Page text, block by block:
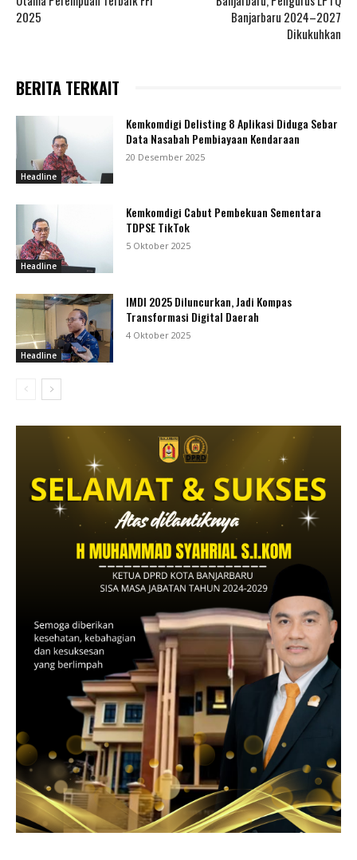
2025
Banjarbaru 2024–2027
Dikukuhkan
BERITA TERKAIT
Headline
Kemkomdigi Delisting 8 Aplikasi Diduga Sebar
Data Nasabah Pembiayaan Kendaraan
20 Desember 2025
Headline
Kemkomdigi Cabut Pembekuan Sementara
TDPSE TikTok
5 Oktober 2025
Headline
IMDI 2025 Diluncurkan, Jadi Kompas
Transformasi Digital Daerah
4 Oktober 2025